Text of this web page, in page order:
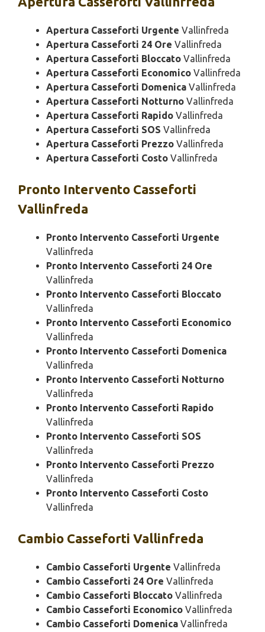
Apertura Casseforti Urgente Vallinfreda
Apertura Casseforti 24 Ore Vallinfreda
Apertura Casseforti Bloccato Vallinfreda
Apertura Casseforti Economico Vallinfreda
Apertura Casseforti Domenica Vallinfreda
Apertura Casseforti Notturno Vallinfreda
Apertura Casseforti Rapido Vallinfreda
Apertura Casseforti SOS Vallinfreda
Apertura Casseforti Prezzo Vallinfreda
Apertura Casseforti Costo Vallinfreda
Pronto Intervento Casseforti
Vallinfreda
Pronto Intervento Casseforti Urgente
Vallinfreda
Pronto Intervento Casseforti 24 Ore
Vallinfreda
Pronto Intervento Casseforti Bloccato
Vallinfreda
Pronto Intervento Casseforti Economico
Vallinfreda
Pronto Intervento Casseforti Domenica
Vallinfreda
Pronto Intervento Casseforti Notturno
Vallinfreda
Pronto Intervento Casseforti Rapido
Vallinfreda
Pronto Intervento Casseforti SOS
Vallinfreda
Pronto Intervento Casseforti Prezzo
Vallinfreda
Pronto Intervento Casseforti Costo
Vallinfreda
Cambio Casseforti Vallinfreda
Cambio Casseforti Urgente Vallinfreda
Cambio Casseforti 24 Ore Vallinfreda
Cambio Casseforti Bloccato Vallinfreda
Cambio Casseforti Economico Vallinfreda
Cambio Casseforti Domenica Vallinfreda